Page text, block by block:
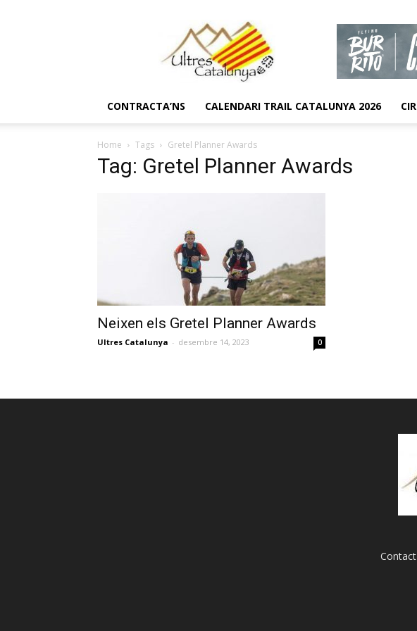
CONTRACTA’NS CALENDARI TRAIL CATALUNYA 2026
Home Tags Gretel Planner Awards
Tag: Gretel Planner Awards
Neixen els Gretel Planner Awards
Ultres Catalunya - desembre 14, 2023 0